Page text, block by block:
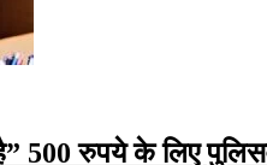
रुपये के लिए